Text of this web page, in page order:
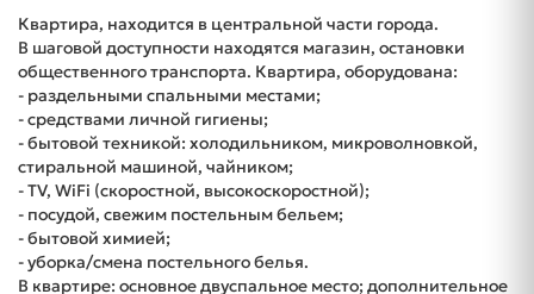
Квартира, находится в центральной части города.
В шаговой доступности находятся магазин, остановки
общественного транспорта. Квартира, оборудована:
- раздельными спальными местами;
- средствами личной гигиены;
- бытовой техникой: холодильником, микроволновкой,
стиральной машиной, чайником;
- TV, WiFi (скоростной, высокоскоростной);
- посудой, свежим постельным бельем;
- бытовой химией;
- уборка/смена постельного белья.
В квартире: основное двуспальное место; дополнительное